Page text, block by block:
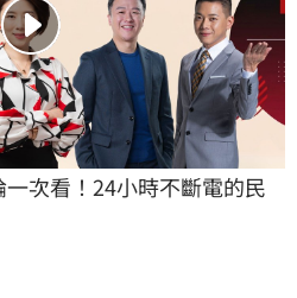
次看！24小時不斷電的民